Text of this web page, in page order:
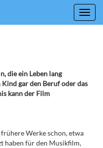
die ein Leben lang
gar den Beruf oder das
kann der Film
Werke schon, etwa
haben für den Musikfilm,